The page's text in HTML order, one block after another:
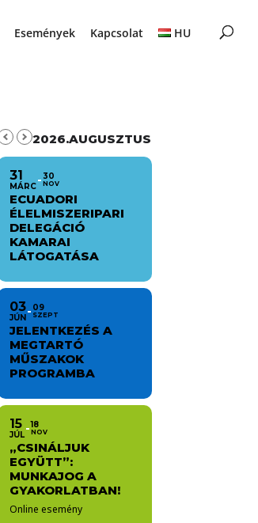
Események Kapcsolat HU
2026.AUGUSZTUS
31
MÁRC
30
NOV
ECUADORI
ÉLELMISZERIPARI
DELEGÁCIÓ
KAMARAI
LÁTOGATÁSA
03
JÚN
09
SZEPT
JELENTKEZÉS A
MEGTARTÓ
MŰSZAKOK
PROGRAMBA
15
JÚL
18
NOV
„CSINÁLJUK
EGYÜTT”:
MUNKAJOG A
GYAKORLATBAN!
Online esemény